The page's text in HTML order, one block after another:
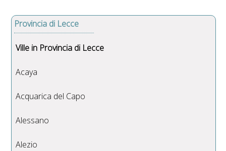
Provincia di Lecce
Ville in Provincia di Lecce
Acaya
Acquarica del Capo
Alessano
Alezio